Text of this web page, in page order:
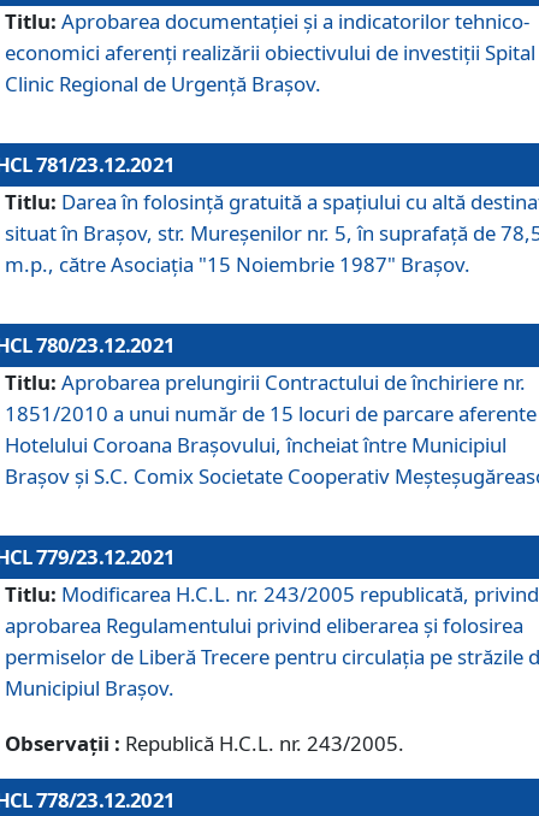
Titlu: Aprobarea documentației și a indicatorilor tehnico-
economici aferenți realizării obiectivului de investiții Spital
Clinic Regional de Urgență Brașov.
781/23.12.2021
Titlu: Darea în folosinţă gratuită a spaţiului cu altă
situat în Braşov, str. Mureşenilor nr. 5, în suprafaţă de
m.p., către Asociaţia "15 Noiembrie 1987" Braşov.
780/23.12.2021
Titlu: Aprobarea prelungirii Contractului de închiriere nr.
1851/2010 a unui număr de 15 locuri de parcare aferente
Hotelului Coroana Brașovului, încheiat între Municipiul
Braşov şi S.C. Comix Societate Cooperativ
779/23.12.2021
Titlu: Modificarea H.C.L. nr. 243/2005 republicată, privind
aprobarea Regulamentului privind eliberarea şi folosirea
permiselor de Liberă Trecere pentru circulația pe străzile
Municipiul Braşov.
Observații : Republică H.C.L. nr. 243/2005.
778/23.12.2021